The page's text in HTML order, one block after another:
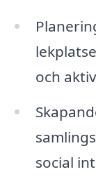
och
social